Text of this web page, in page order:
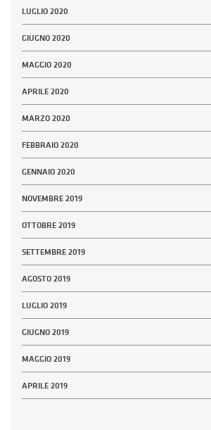
LUGLIO 2020
GIUGNO 2020
MAGGIO 2020
APRILE 2020
MARZO 2020
FEBBRAIO 2020
GENNAIO 2020
NOVEMBRE 2019
OTTOBRE 2019
SETTEMBRE 2019
AGOSTO 2019
LUGLIO 2019
GIUGNO 2019
MAGGIO 2019
APRILE 2019